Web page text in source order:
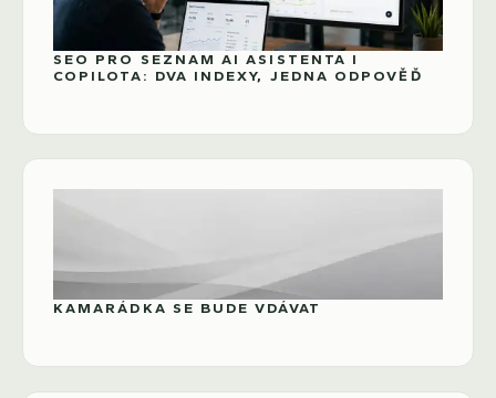
SEO PRO SEZNAM AI ASISTENTA I
COPILOTA: DVA INDEXY, JEDNA ODPOVĚĎ
KAMARÁDKA SE BUDE VDÁVAT